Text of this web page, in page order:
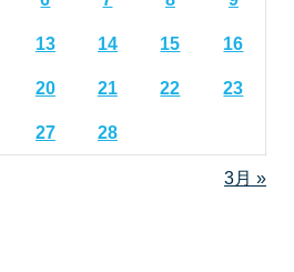
13 14 15 16
20 21 22 23
27 28
3月 »